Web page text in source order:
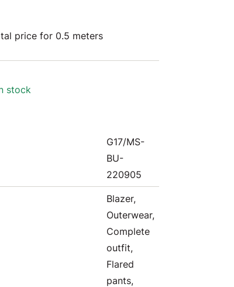
price for 0.5 meters
stock
G17/MS-
BU-
220905
Blazer,
Outerwear,
Complete
outfit,
Flared
pants,